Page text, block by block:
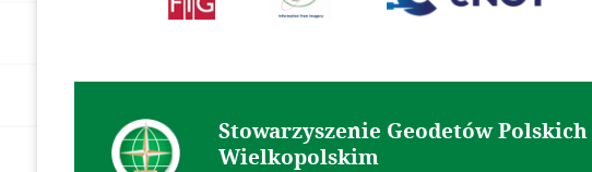
Stowarzyszenie Geodetów
Wielkopolskim